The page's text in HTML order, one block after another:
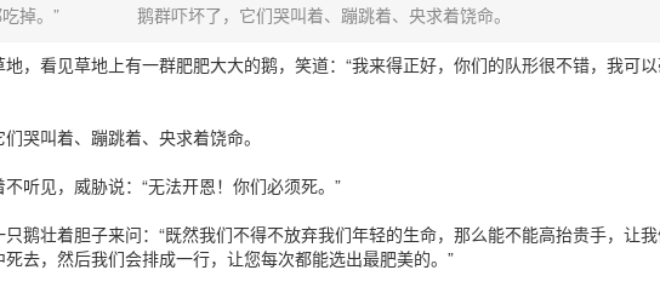
吃掉。” 鹅群吓坏了，它们哭叫着、蹦跳着、央求着饶命。
看见草地上有一群肥肥大大的鹅，笑道：“我来得正好，你们的队形很不错，我可
叫着、蹦跳着、央求着饶命。
见，威胁说：“无法开恩！你们必须死。”
壮着胆子来问：“既然我们不得不放弃我们年轻的生命，那么能不能高抬贵手，让
去，然后我们会排成一行，让您每次都能选出最肥美的。”